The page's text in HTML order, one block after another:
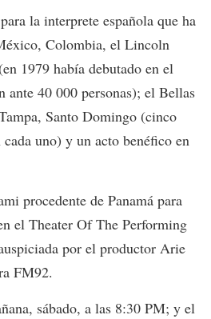
la interprete española que ha
Colombia, el Lincoln
1979 había debutado en el
ante 40 000 personas); el Bellas
Santo Domingo (cinco
uno) y un acto benéfico en
procedente de Panamá para
el Theater Of The Performing
por el productor Arie
FM92.
sábado, a las 8:30 PM; y el